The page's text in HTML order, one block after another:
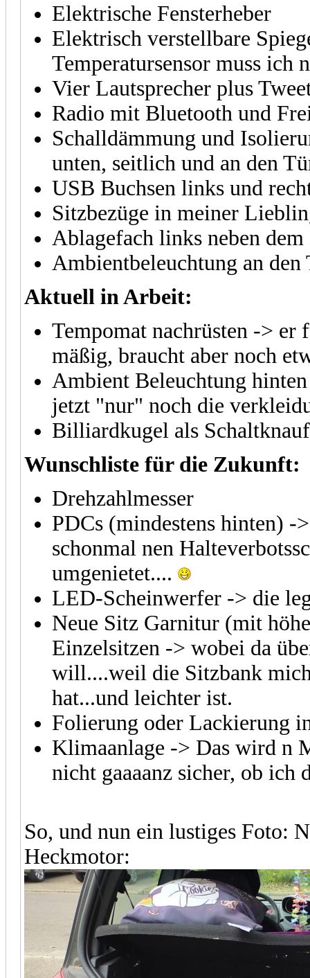
Elektrische Fensterheber
Elektrisch verstellbare
Temperatursensor muss ich
Vier Lautsprecher plus
Radio mit Bluetooth und
Schalldämmung und
unten, seitlich und an den
USB Buchsen links und
Sitzbezüge in meiner
Ablagefach links neben
Ambientbeleuchtung an den
Aktuell in Arbeit:
Tempomat nachrüsten ->
mäßig, braucht aber noch
Ambient Beleuchtung
jetzt "nur" noch die
Billiardkugel als Schaltknauf
Wunschliste für die Zukunft:
Drehzahlmesser
PDCs (mindestens hinten) -
schonmal nen
umgenietet....
LED-Scheinwerfer -> die
Neue Sitz Garnitur (mit
Einzelsitzen -> wobei da
will....weil die Sitzbank
hat...und leichter ist.
Folierung oder Lackierung
Klimaanlage -> Das wird n
nicht gaaaanz sicher, ob ich
So, und nun ein lustiges Foto:
Heckmotor: